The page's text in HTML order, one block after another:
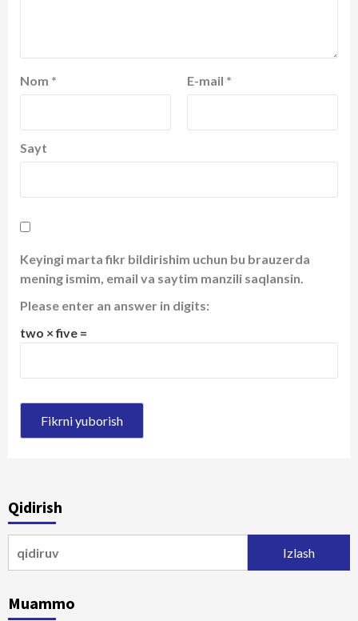
Nom * E-mail *
Sayt
Keyingi marta fikr bildirishim uchun bu brauzerda
mening ismim, email va saytim manzili saqlansin.
Please enter an answer in digits:
two × five =
Qidirish
Muammo